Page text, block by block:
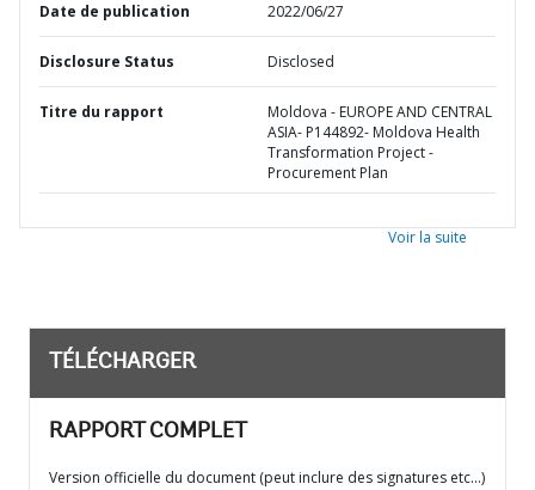
Date de publication 2022/06/27
Disclosure Status Disclosed
Titre du rapport
Moldova - EUROPE AND CENTRAL
ASIA- P144892- Moldova Health
Transformation Project -
Procurement Plan
Voir la suite
TÉLÉCHARGER
RAPPORT COMPLET
Version officielle du document (peut inclure des signatures etc…)